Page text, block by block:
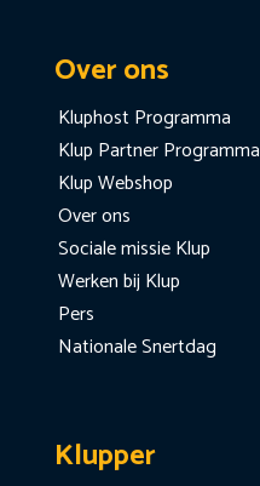
Over ons
Kluphost Programma
Klup Partner Programma
Klup Webshop
Over ons
Sociale missie Klup
Werken bij Klup
Pers
Nationale Snertdag
Klupper